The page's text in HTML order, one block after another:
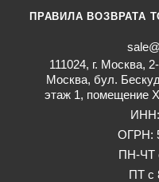
ПРАВИЛА ВОЗВРАТА
111024, г. Москва,
Москва, бул.
этаж 1, помещение
ИНН:
ОГРН:
ПН-ЧТ
ПТ с